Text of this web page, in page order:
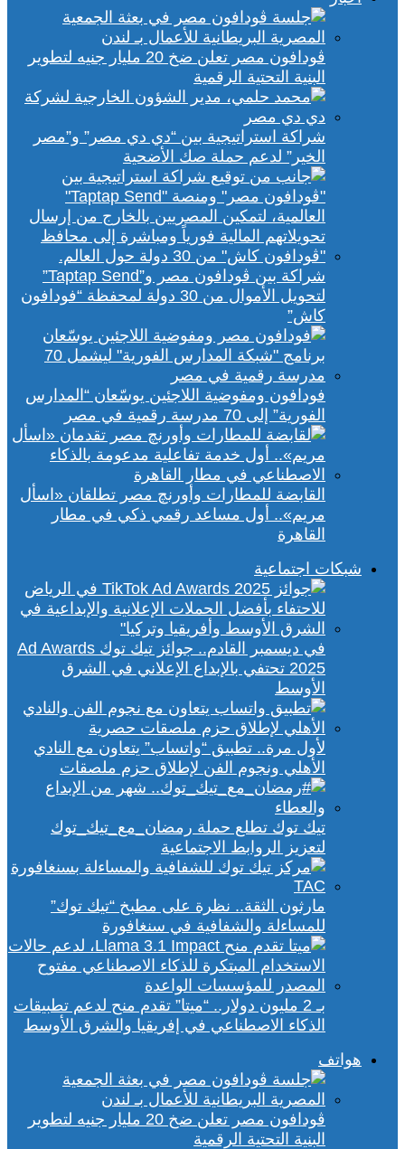
ڤودافون مصر تعلن ضخ 20 مليار جنيه لتطوير
البنية التحتية الرقمية
شراكة استراتيجية بين “دي دي مصر” و”مصر
الخير” لدعم حملة صك الأضحية
شراكة بين ڤودافون مصر و”Taptap Send”
لتحويل الأموال من 30 دولة لمحفظة “فودافون
كاش”
فودافون ومفوضية اللاجئين يوسّعان “المدارس
الفورية” إلى 70 مدرسة رقمية في مصر
القابضة للمطارات وأورنچ مصر تطلقان «اسأل
مريم».. أول مساعد رقمي ذكي في مطار
القاهرة
شبكات اجتماعية
في ديسمبر القادم.. جوائز تيك توك Ad Awards
2025 تحتفي بالإبداع الإعلاني في الشرق
الأوسط
لأول مرة.. تطبيق “واتساب” يتعاون مع النادي
الأهلي ونجوم الفن لإطلاق حزم ملصقات
تيك توك تطلع حملة رمضان_مع_تيك_توك
لتعزيز الروابط الاجتماعية
مارثون الثقة.. نظرة على مطبخ “تيك توك”
للمساءلة والشفافية في سنغافورة
بـ 2 مليون دولار.. “ميتا” تقدم منح لدعم تطبيقات
الذكاء الاصطناعي في إفريقيا والشرق الأوسط
هواتف
ڤودافون مصر تعلن ضخ 20 مليار جنيه لتطوير
البنية التحتية الرقمية